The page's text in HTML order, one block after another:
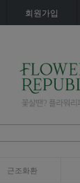
회원가입
근조화환